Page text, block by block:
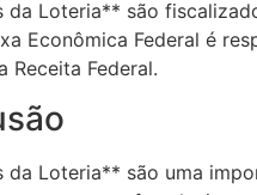
da Loteria** são
Econômica Federal é
Receita Federal.
da Loteria** são uma